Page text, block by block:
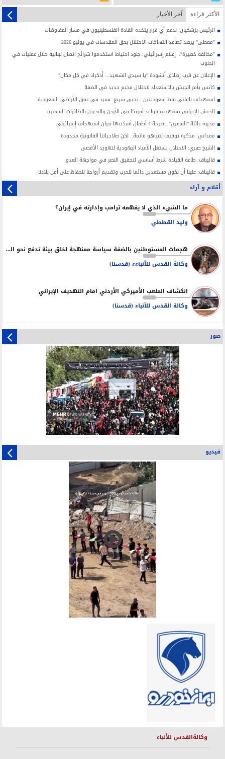
الأکثر قراءة آخر الأخبار
الرئيس بزشكيان: ندعم أي قرار يتخذه القادة الفلسطينيون في مسار المفاوضات
"معطى" يرصد تصاعد انتهاكات الاحتلال بحق المقدسات في يوليو 2026
"مخالفة خطيرة".. إعلام إسرائيلي: جنود احتياط استخدموا شرائح اتصال لبنانية خلال عمليات في
الجنوب
الإعلان عن قرب إطلاق أنشودة "يا سيدي الشهيد... أذكرك في كل مكان"
كاتس يأمر الجيش بالاستعداد لاحتلال مخيم جديد في الضفة
استهداف ناقلتي نفط سعوديتين ، يحيى سريع: سنرد في عمق الأراضي السعودية
الجيش الإيراني يستهدف قواعد أمريكا في الأردن والبحرين بالطائرات المسيرة
مجزرة عائلة "المصري".. صرخة 4 أطفال أسكتتها نيران استهداف إسرائيلي
ممداني: مذكرة توقيف نتنياهو قائمة.. لكن صلاحياتنا القانونية محدودة
الشيخ صبري: الاحتلال يستغل الأعياد اليهودية لتهويد الأقصى
قاليباف: طاعة القيادة شرط أساسي لتحقيق النصر في مواجهة العدو
قاليباف: علينا أن نكون مستعدين دائما للحرب وتقديم أرواحنا للحفاظ على أمن بلادنا
أقلام و آراء
ما الشيء الذي لا يفهمه ترامب وإدارته في إيران؟
وليد القططي
هجمات المستوطنين بالضفة سياسة ممنهجة لخلق بيئة تدفع نحو التهجير
وكالة القدس للأنباءء (قدسنا)
انكشاف الملعب الأميركي الأردني امام التهديف الإيراني
وكالة القدس للأنباء (قدسنا)
صور
فيديو
وكالةالقدس للأنباء